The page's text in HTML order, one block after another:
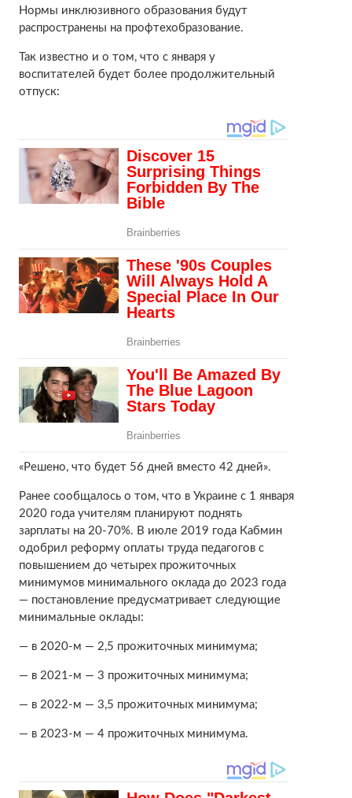
Нормы инклюзивного образования будут
распространены на профтехобразование.
Так известно и о том, что с января у
воспитателей будет более продолжительный
отпуск:
«Решено, что будет 56 дней вместо 42 дней».
Ранее сообщалось о том, что в Украине с 1 января
2020 года учителям планируют поднять
зарплаты на 20-70%. В июле 2019 года Кабмин
одобрил реформу оплаты труда педагогов с
повышением до четырех прожиточных
минимумов минимального оклада до 2023 года
— постановление предусматривает следующие
минимальные оклады:
— в 2020-м — 2,5 прожиточных минимума;
— в 2021-м — 3 прожиточных минимума;
— в 2022-м — 3,5 прожиточных минимума;
— в 2023-м — 4 прожиточных минимума.